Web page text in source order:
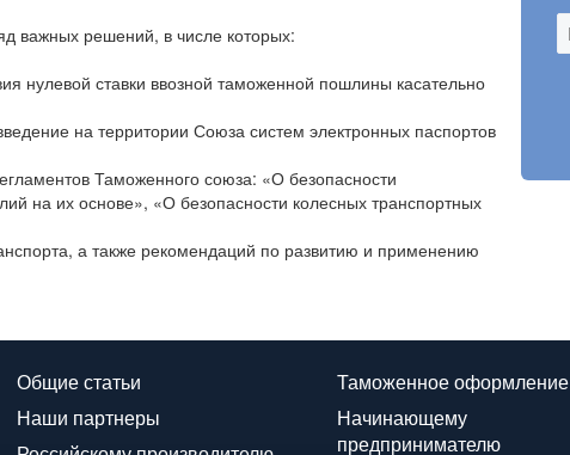
важных решений, в числе которых:
нулевой ставки ввозной таможенной пошлины касательно
на территории Союза систем электронных паспортов
Таможенного союза: «О безопасности
на их основе», «О безопасности колесных транспортных
а также рекомендаций по развитию и применению
Общие статьи
Наши партнеры
Таможенное оформление
Начинающему
предпринимателю